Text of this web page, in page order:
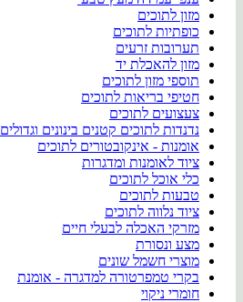
מזון לתוכים
כופתיות לתוכים
תערובות זרעים
מזון להאכלת יד
תוספי מזון לתוכים
חטיפי בריאות לתוכים
צעצועים לתוכים
נדנדות לתוכים קטנים בינונים וגדולים
אומנות - אינקובטורים לתוכים
ציוד לאומנות ומדגרות
כלי אוכל לתוכים
טבעות לתוכים
ציוד נלווה לתוכים
מזרקי האכלה לבעלי חיים
מצע ונסורת
מוצרי חשמל שונים
בקרי טמפרטורה למדגרה - אומנת
חומרי ניקוי